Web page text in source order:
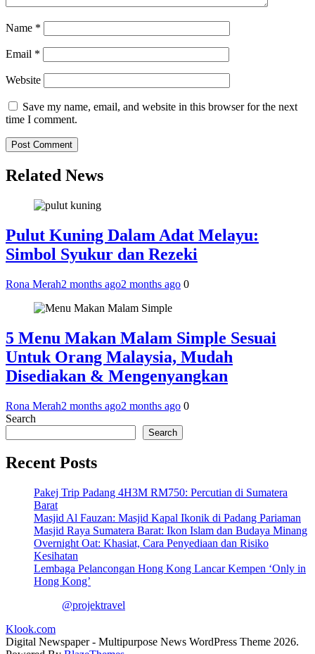
Name *
Email *
Website
Save my name, email, and website in this browser for the next
time I comment.
Related News
Pulut Kuning Dalam Adat Melayu:
Simbol Syukur dan Rezeki
Rona Merah2 months ago2 months ago 0
5 Menu Makan Malam Simple Sesuai
Untuk Orang Malaysia, Mudah
Disediakan & Mengenyangkan
Rona Merah2 months ago2 months ago 0
Search
Search
Recent Posts
Pakej Trip Padang 4H3M RM750: Percutian di Sumatera
Barat
Masjid Al Fauzan: Masjid Kapal Ikonik di Padang Pariaman
Masjid Raya Sumatera Barat: Ikon Islam dan Budaya Minang
Overnight Oat: Khasiat, Cara Penyediaan dan Risiko
Kesihatan
Lembaga Pelancongan Hong Kong Lancar Kempen ‘Only in
Hong Kong’
@projektravel
Klook.com
Digital Newspaper - Multipurpose News WordPress Theme 2026.